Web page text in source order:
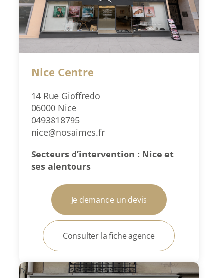
Nice Centre
14 Rue Gioffredo
06000 Nice
0493818795
nice@nosaimes.fr
Secteurs d’intervention : Nice et
ses alentours
Je demande un devis
Consulter la fiche agence